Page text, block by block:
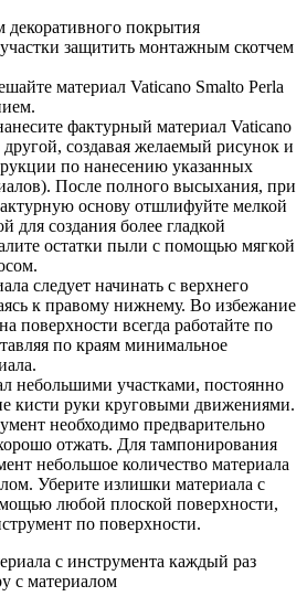
декоративного покрытия
защитить монтажным скотчем
материал Vaticano Smalto Perla
фактурный материал Vaticano
создавая желаемый рисунок и
по нанесению указанных
После полного высыхания, при
основу отшлифуйте мелкой
для создания более гладкой
остатки пыли с помощью мягкой
следует начинать с верхнего
к правому нижнему. Во избежание
поверхности всегда работайте по
по краям минимальное
небольшими участками, постоянно
кисти руки круговыми движениями.
необходимо предварительно
отжать. Для тампонирования
небольшое количество материала
Уберите излишки материала с
любой плоской поверхности,
по поверхности.
с инструмента каждый раз
с материалом